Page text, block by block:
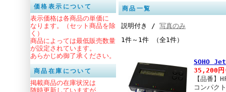
価格表示について
表示価格は各商品の単価に
なります。（セット商品を除
く）
商品によっては最低販売数量
が設定されています。
あらかじめ御了承ください。
商品在庫について
掲載商品の在庫状況は
随時更新していますが、
商品一覧
説明付き / 写真のみ
1件～1件 （全1件）
SOHO
35,200
【品番
コンパク